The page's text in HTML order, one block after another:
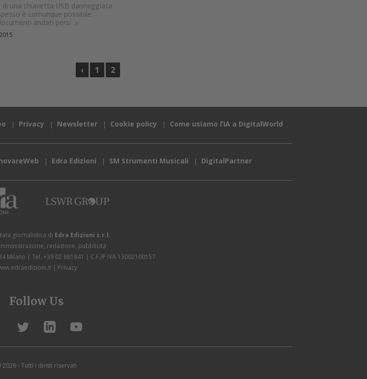
una chiavetta USB danneggiata
è comunque possibile
andati persi »
‹ 1 2
Privacy Newsletter Cookie policy Come usiamo l’IA a DigitalWorld
Edra Edizioni SM Strumenti Musicali DigitalPartner
giornalistica di Edra Edizioni s.r.l.
redazione, pubblicità
Milano
Tel. +39 02 881841
C.F./P IVA 13002100157
| Privacy
Follow Us
2026 - Tutti i diritti riservati